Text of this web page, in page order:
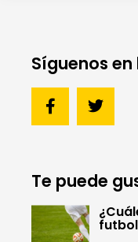
Síguenos en
Te puede